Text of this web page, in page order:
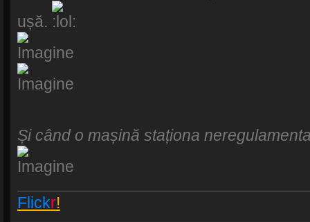
ușă.
Și când o mașină staționa
Flickr!